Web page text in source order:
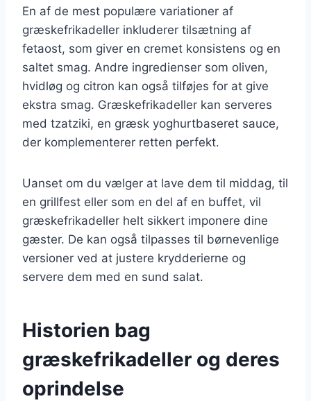
En af de mest populære variationer af
græskefrikadeller inkluderer tilsætning af
fetaost, som giver en cremet konsistens og en
saltet smag. Andre ingredienser som oliven,
hvidløg og citron kan også tilføjes for at give
ekstra smag. Græskefrikadeller kan serveres
med tzatziki, en græsk yoghurtbaseret sauce,
der komplementerer retten perfekt.
Uanset om du vælger at lave dem til middag, til
en grillfest eller som en del af en buffet, vil
græskefrikadeller helt sikkert imponere dine
gæster. De kan også tilpasses til børnevenlige
versioner ved at justere krydderierne og
servere dem med en sund salat.
Historien bag
græskefrikadeller og deres
oprindelse